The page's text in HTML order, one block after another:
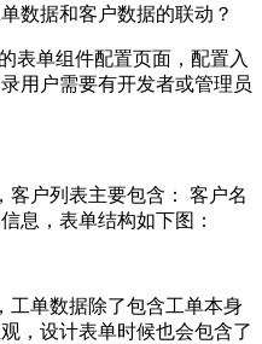
数据和客户数据的联动？
表单组件配置页面，配置入
用户需要有开发者或管理员
客户列表主要包含： 客户名
息，表单结构如下图：
工单数据除了包含工单本身
，设计表单时候也会包含了